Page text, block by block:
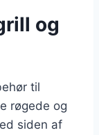
og
til
røgede og
siden af